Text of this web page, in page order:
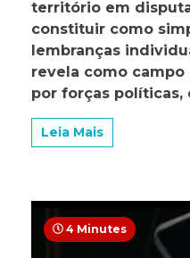
território em
constituir como
lembranças
revela como
por forças políticas,
Leia Mais
4 Minutes